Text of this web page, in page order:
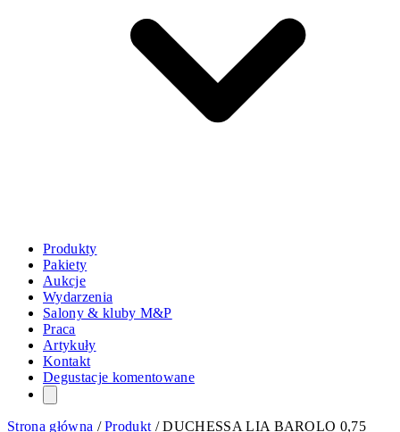
Produkty
Pakiety
Aukcje
Wydarzenia
Salony & kluby M&P
Praca
Artykuły
Kontakt
Degustacje komentowane
Strona główna /Produkt /DUCHESSA LIA BAROLO 0,75